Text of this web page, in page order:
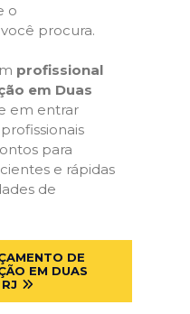
o
procura.
profissional
em Duas
em entrar
para
e rápidas
de
DE
EM DUAS